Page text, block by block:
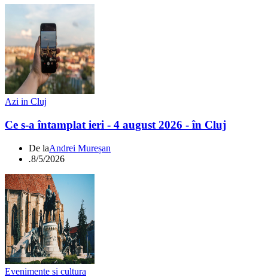
Azi in Cluj
Ce s-a întamplat ieri - 4 august 2026 - în Cluj
De laAndrei Mureșan
.8/5/2026
Evenimente si cultura